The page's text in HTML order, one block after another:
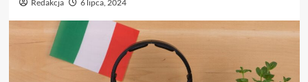
Redakcja 6 lipca, 2024